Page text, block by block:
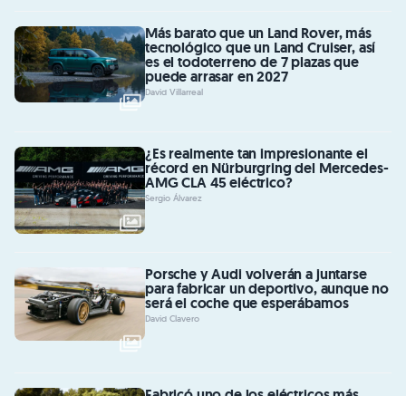
Más barato que un Land Rover, más
tecnológico que un Land Cruiser, así
es el todoterreno de 7 plazas que
puede arrasar en 2027
David Villarreal
¿Es realmente tan impresionante el
récord en Nürburgring del Mercedes-
AMG CLA 45 eléctrico?
Sergio Álvarez
Porsche y Audi volverán a juntarse
para fabricar un deportivo, aunque no
será el coche que esperábamos
David Clavero